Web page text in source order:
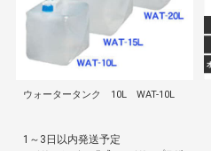
ウォータータンク 10L WAT-10L
1～3日以内発送予定